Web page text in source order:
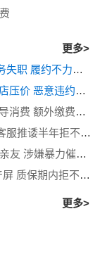
更多>
【电诉宝】用户投诉“壹米滴答”存在物流服务失职 履约不力等问题
【电诉宝】用户投诉“天天拍车”低价引流 到店压价 恶意违约等问题
【电诉宝】用户投诉“赛优教育”虚假宣传 诱导消费 额外缴费后退款遭拒
【电诉宝】用户投诉“智联招聘”无故封号、客服推诿半年拒不退费
【电诉宝】用户投诉支付宝催收方违规联系亲友 涉嫌暴力催收侵犯隐私
【电诉宝】“转转”被指宣传“原装”却只换国产屏 质保期内拒不履行售后义务
更多>